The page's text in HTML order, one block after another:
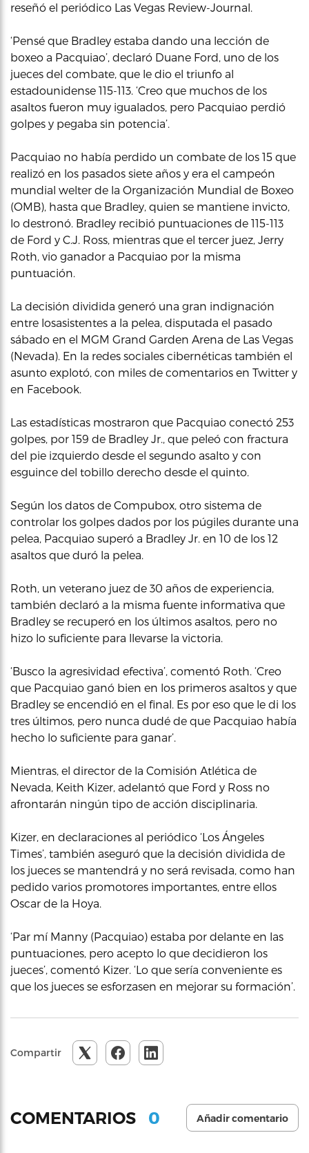
reseñó el periódico Las Vegas Review-Journal.
‘Pensé que Bradley estaba dando una lección de
boxeo a Pacquiao’, declaró Duane Ford, uno de los
jueces del combate, que le dio el triunfo al
estadounidense 115-113. ‘Creo que muchos de los
asaltos fueron muy igualados, pero Pacquiao perdió
golpes y pegaba sin potencia’.
Pacquiao no había perdido un combate de los 15 que
realizó en los pasados siete años y era el campeón
mundial welter de la Organización Mundial de Boxeo
(OMB), hasta que Bradley, quien se mantiene invicto,
lo destronó. Bradley recibió puntuaciones de 115-113
de Ford y C.J. Ross, mientras que el tercer juez, Jerry
Roth, vio ganador a Pacquiao por la misma
puntuación.
La decisión dividida generó una gran indignación
entre losasistentes a la pelea, disputada el pasado
sábado en el MGM Grand Garden Arena de Las Vegas
(Nevada). En la redes sociales cibernéticas también el
asunto explotó, con miles de comentarios en Twitter y
en Facebook.
Las estadísticas mostraron que Pacquiao conectó 253
golpes, por 159 de Bradley Jr., que peleó con fractura
del pie izquierdo desde el segundo asalto y con
esguince del tobillo derecho desde el quinto.
Según los datos de Compubox, otro sistema de
controlar los golpes dados por los púgiles durante una
pelea, Pacquiao superó a Bradley Jr. en 10 de los 12
asaltos que duró la pelea.
Roth, un veterano juez de 30 años de experiencia,
también declaró a la misma fuente informativa que
Bradley se recuperó en los últimos asaltos, pero no
hizo lo suficiente para llevarse la victoria.
‘Busco la agresividad efectiva’, comentó Roth. ‘Creo
que Pacquiao ganó bien en los primeros asaltos y que
Bradley se encendió en el final. Es por eso que le di los
tres últimos, pero nunca dudé de que Pacquiao había
hecho lo suficiente para ganar’.
Mientras, el director de la Comisión Atlética de
Nevada, Keith Kizer, adelantó que Ford y Ross no
afrontarán ningún tipo de acción disciplinaria.
Kizer, en declaraciones al periódico ‘Los Ángeles
Times’, también aseguró que la decisión dividida de
los jueces se mantendrá y no será revisada, como han
pedido varios promotores importantes, entre ellos
Oscar de la Hoya.
‘Par mí Manny (Pacquiao) estaba por delante en las
puntuaciones, pero acepto lo que decidieron los
jueces’, comentó Kizer. ‘Lo que sería conveniente es
que los jueces se esforzasen en mejorar su formación’.
Compartir
COMENTARIOS 0 Añadir comentario